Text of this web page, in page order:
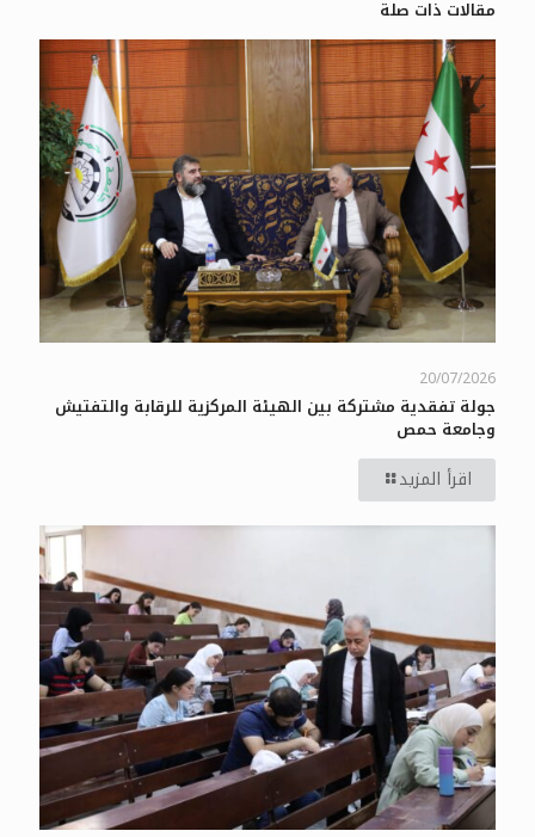
مقالات ذات صلة
20/07/2026
جولة تفقدية مشتركة بين الهيئة المركزية للرقابة والتفتيش
وجامعة حمص
اقرأ المزيد